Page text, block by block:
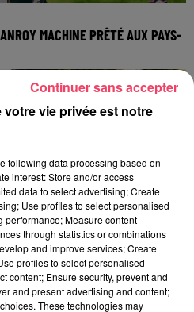
MACHINE PRÊTÉ AUX PAYS-
votre vie privée est notre
following data processing based on
interest: Store and/or access
data to select advertising; Create
Use profiles to select personalised
Measure content
through statistics or combinations
and improve services; Create
profiles to select personalised
content; Ensure security, prevent and
and present advertising and content;
These technologies may
Continuer sans accepter